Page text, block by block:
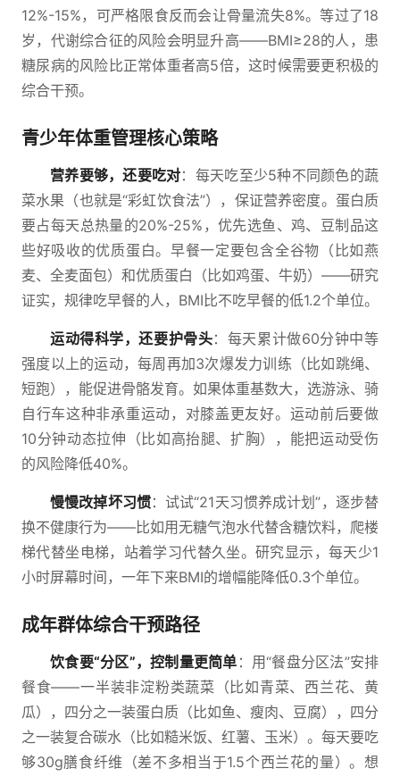
12%-15%，可严格限食反而会让骨量流失8%。等过了18
岁，代谢综合征的风险会明显升高——BMI≥28的人，患
糖尿病的风险比正常体重者高5倍，这时候需要更积极的
综合干预。
青少年体重管理核心策略
营养要够，还要吃对：每天吃至少5种不同颜色的蔬
菜水果（也就是“彩虹饮食法”），保证营养密度。蛋白质
要占每天总热量的20%-25%，优先选鱼、鸡、豆制品这
些好吸收的优质蛋白。早餐一定要包含全谷物（比如燕
麦、全麦面包）和优质蛋白（比如鸡蛋、牛奶）——研究
证实，规律吃早餐的人，BMI比不吃早餐的低1.2个单位。
运动得科学，还要护骨头：每天累计做60分钟中等
强度以上的运动，每周再加3次爆发力训练（比如跳绳、
短跑），能促进骨骼发育。如果体重基数大，选游泳、骑
自行车这种非承重运动，对膝盖更友好。运动前后要做
10分钟动态拉伸（比如高抬腿、扩胸），能把运动受伤
的风险降低40%。
慢慢改掉坏习惯：试试“21天习惯养成计划”，逐步替
换不健康行为——比如用无糖气泡水代替含糖饮料，爬楼
梯代替坐电梯，站着学习代替久坐。研究显示，每天少1
小时屏幕时间，一年下来BMI的增幅能降低0.3个单位。
成年群体综合干预路径
饮食要“分区”，控制量更简单 ：用“餐盘分区法”安排
餐食——一半装非淀粉类蔬菜（比如青菜、西兰花、黄
瓜），四分之一装蛋白质（比如鱼、瘦肉、豆腐），四分
之一装复合碳水（比如糙米饭、红薯、玉米）。每天要吃
够30g膳食纤维（差不多相当于1.5个西兰花的量）。想